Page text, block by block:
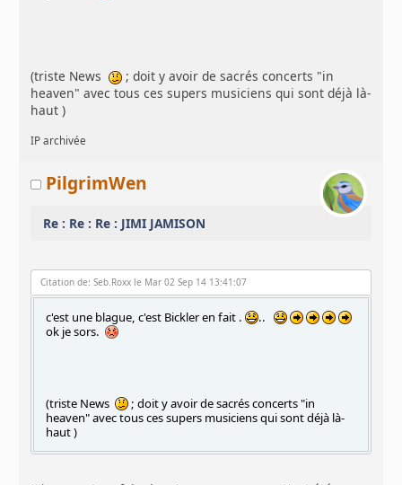
(triste News
; doit y avoir de sacrés concerts "in
heaven" avec tous ces supers musiciens qui sont déjà là-
haut )
IP archivée
PilgrimWen
Re : Re : Re : JIMI JAMISON
Citation de: Seb.Roxx le Mar 02 Sep 14 13:41:07
c'est une blague, c'est Bickler en fait .
..
ok je sors.
(triste News
; doit y avoir de sacrés concerts "in
heaven" avec tous ces supers musiciens qui sont déjà là-
haut )